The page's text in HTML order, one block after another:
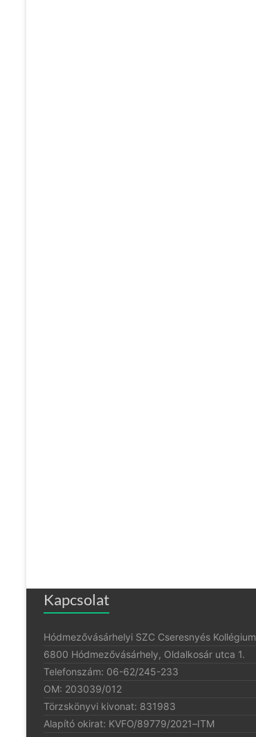
Kapcsolat
Hódmezővásárhelyi SZC Cseresnyés Kollégium
6800 Hódmezővásárhely, Oldalkosár utca 1.
Telefonszám: 06-62/245-233
OM: 203039/012
Törzskönyvi kivonat: 831983
Alapító okirat: KVFO/89779/2021–ITM